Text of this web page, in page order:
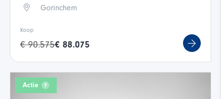
Gorinchem
Koop
€ 90.575€ 88.075
Actie